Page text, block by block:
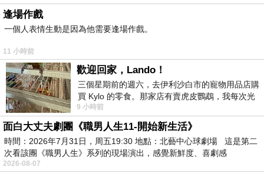
⊕Hello Kitty 可愛限定授權版套裝
⊕包含玻尿酸極效保濕、墨西哥仙人掌面膜
⊕極致保濕潤肌，讓肌膚更顯水嫩
12片裝，10盒入共120片
逢場作戲
一個人表情生動是因為他需要逢場作戲。
11 小時前
歡迎回家，Lando！
三個星期前的週六，去伊利沙白市的寵物用品店購
買 Kylo 的零食。那家店有賣虎皮鸚鵡，我每次光
顧都會去看一下。他們偶爾會引進 C
9 小時前
面白大丈夫劇團《職男人生11-開始新生活》
時間：2026年7月31日，周五19:30 地點：北藝中心球劇場 這是第二
次看該團《職男人生》系列的現場演出，感覺新鮮度、喜劇感
2026-08-07